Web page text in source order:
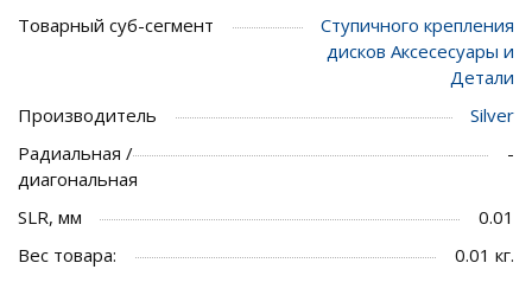
Товарный суб-сегмент
Ступичного крепления
дисков Аксесесуары и
Детали
Производитель
Silver
Радиальная /
диагональная
-
SLR, мм
0.01
Вес товара:
0.01 кг.